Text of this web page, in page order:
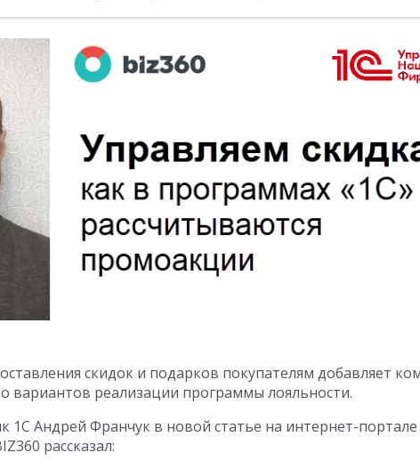
скидок и подарков покупателям добавляет
вариантов реализации программы лояльности.
1С Андрей Франчук в новой статье на интернет-портале
рассказал: